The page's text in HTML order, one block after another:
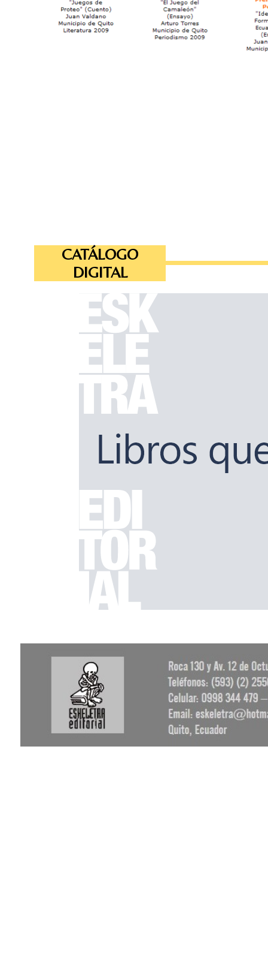
CATÁLOGO
DIGITAL